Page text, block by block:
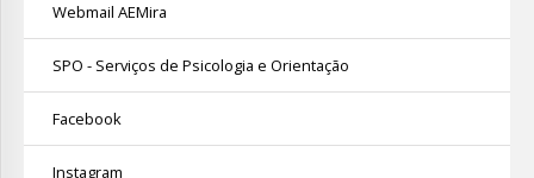
Webmail AEMira
SPO - Serviços de Psicologia e Orientação
Facebook
Instagram